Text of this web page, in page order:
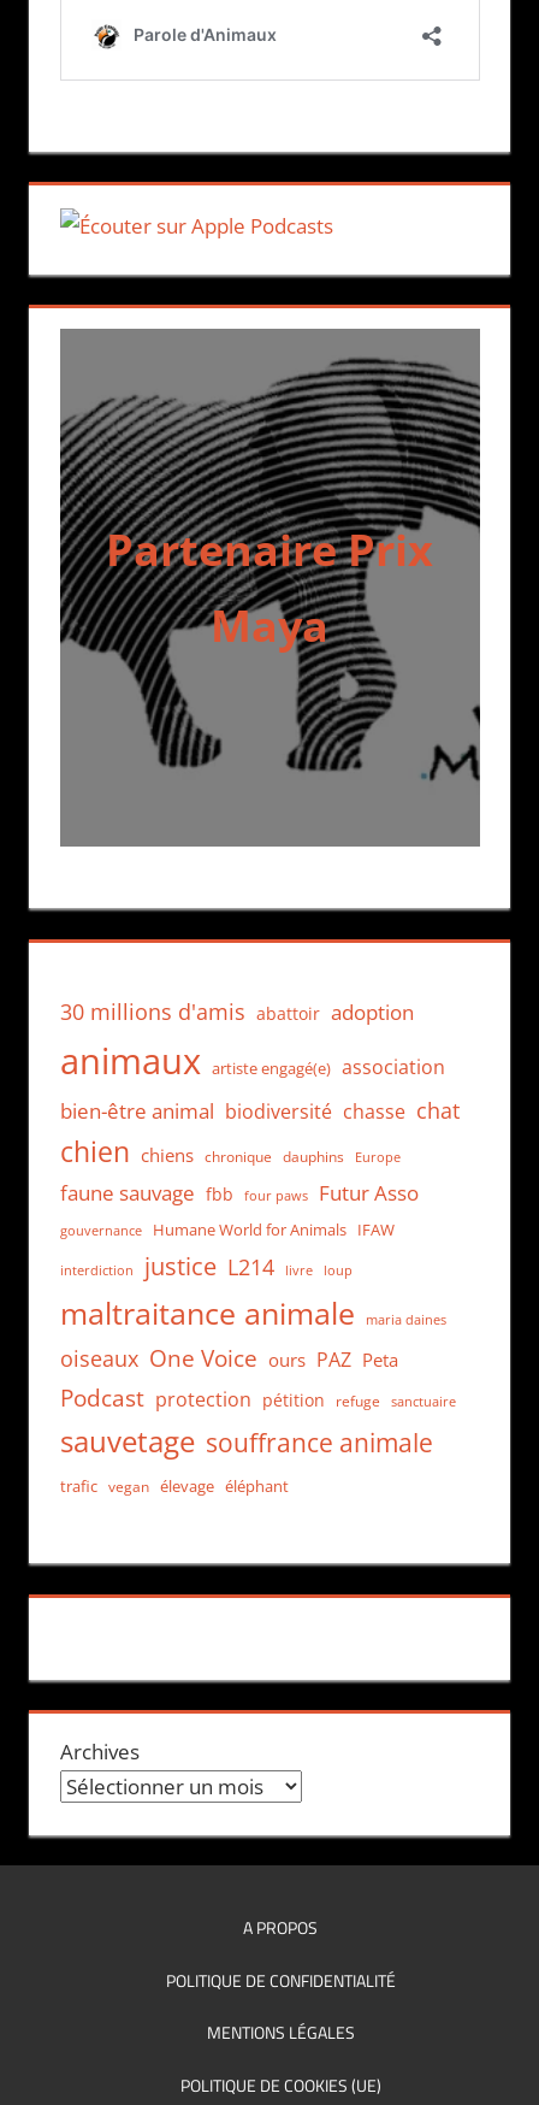
Partenaire Prix
Maya
30 millions d'amis abattoir adoption
animaux artiste engagé(e) association
bien-être animal biodiversité chasse chat
chien chiens chronique dauphins Europe
faune sauvage fbb four paws Futur Asso
gouvernance Humane World for Animals IFAW
interdiction justice L214 livre loup
maltraitance animale maria daines
oiseaux One Voice ours PAZ Peta
Podcast protection pétition refuge sanctuaire
sauvetage souffrance animale
trafic vegan élevage éléphant
Archives
A PROPOS
POLITIQUE DE CONFIDENTIALITÉ
MENTIONS LÉGALES
POLITIQUE DE COOKIES (UE)